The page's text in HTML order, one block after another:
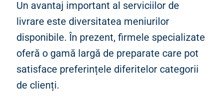
Un avantaj important al serviciilor de
livrare este diversitatea meniurilor
disponibile. În prezent, firmele specializate
oferă o gamă largă de preparate care pot
satisface preferințele diferitelor categorii
de clienți.